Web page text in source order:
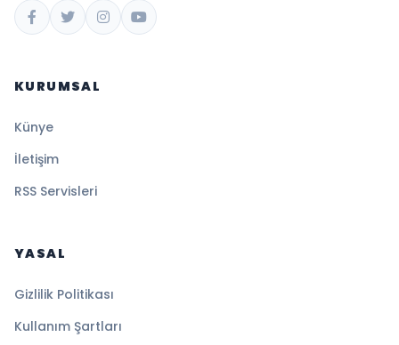
KURUMSAL
Künye
İletişim
RSS Servisleri
YASAL
Gizlilik Politikası
Kullanım Şartları